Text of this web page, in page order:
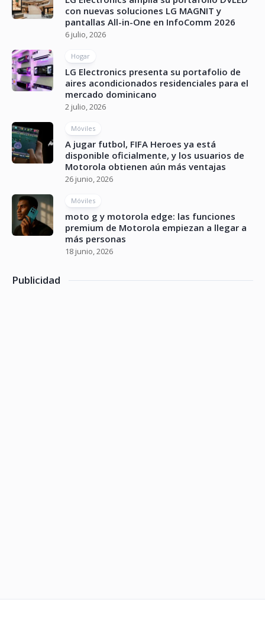
con nuevas soluciones LG MAGNIT y
pantallas All-in-One en InfoComm 2026
6 julio, 2026
Hogar
LG Electronics presenta su portafolio de
aires acondicionados residenciales para el
mercado dominicano
2 julio, 2026
Móviles
A jugar futbol, FIFA Heroes ya está
disponible oficialmente, y los usuarios de
Motorola obtienen aún más ventajas
26 junio, 2026
Móviles
moto g y motorola edge: las funciones
premium de Motorola empiezan a llegar a
más personas
18 junio, 2026
Publicidad